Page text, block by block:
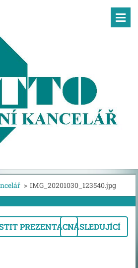
> IMG_20201030_123540.jpg
PREZENTACINÁSLEDUJÍCÍ